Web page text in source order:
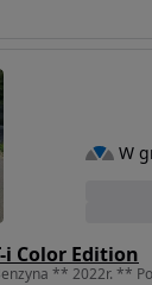
i Color Edition
W